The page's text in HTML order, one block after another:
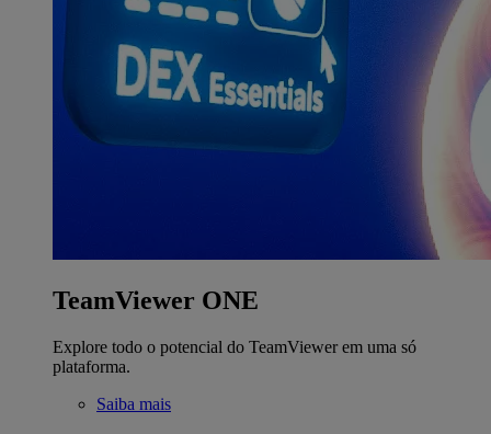
TeamViewer ONE
Explore todo o potencial do TeamViewer em uma só
plataforma.
Saiba mais